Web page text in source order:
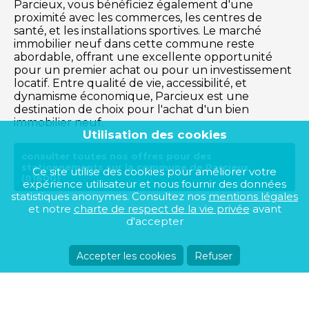
Parcieux, vous bénéficiez également d'une
proximité avec les commerces, les centres de
santé, et les installations sportives. Le marché
immobilier neuf dans cette commune reste
abordable, offrant une excellente opportunité
pour un premier achat ou pour un investissement
locatif. Entre qualité de vie, accessibilité, et
dynamisme économique, Parcieux est une
destination de choix pour l'achat d'un bien
immobilier neuf.
consulter toutes nos offres pour des
stationnements sur la commune de Parcieux
(01600)
Utilisation des cookies
Ce site utilise des cookies pour améliorer votre
expérience utilisateur et nous fournir des données
statistiques anonymes. Consultez nos mentions légales
et notre charte de respect de la vie privée avant
d'accepter
Accepter les cookies Refuser